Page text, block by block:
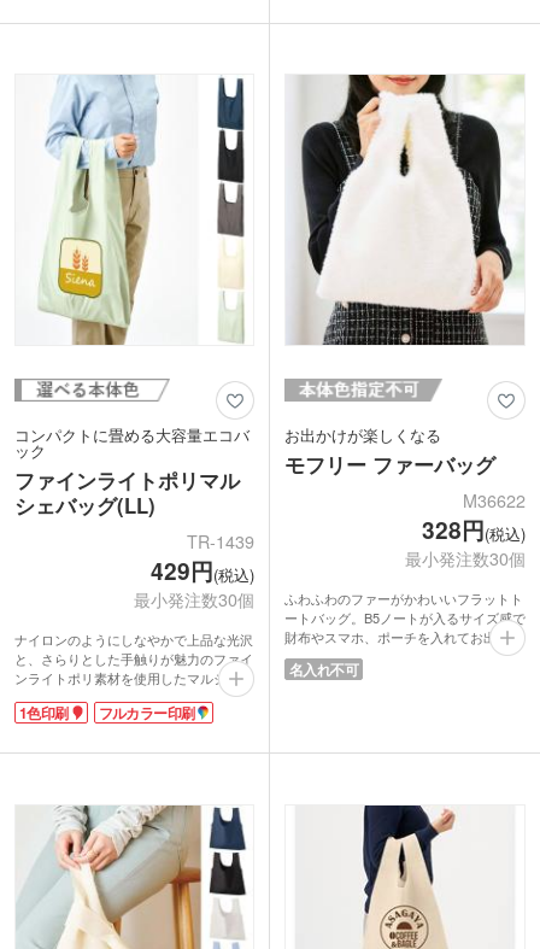
たときのサブバッグとしても活躍しま
心。シンプルで使いやすく毎日のちょっ
としたシーンで頼りになる便利なエコバ
ッグです。
躍するエコバッグです。
ラーです。筒形のクリアケース入りで陳
列展示がしやすくノベルティにぴった
り。
コンパクトに畳める大容量エコバ
ック
ファインライトポリマル
シェバッグ(LL)
TR-1439
429円(税込)
最小発注数30個
ナイロンのようにしなやかで上品な光沢
と、さらりとした手触りが魅力のファイ
ンライトポリ素材を使用したマルシェバ
ッグです。超薄手・超軽量で、ハンドル
のゴムを留めればさらに極小サイズにま
買いにも安心な大容量設計です。
だけでなく、物販グッズ作成にもおすす
めのしっかりとした品質です。
1色印刷 フルカラー印刷
お出かけが楽しくなる
モフリー ファーバッグ
M36622
328円(税込)
最小発注数30個
ふわふわのファーがかわいいフラットト
ートバッグ。B5ノートが入るサイズ感で
財布やスマホ、ポーチを入れてお出かけ
用バッグに最適です。片方の持ち手を反
対側の持ち手にさし込めばワンハンドル
ンスタイルの幅が広がります。
ケージで配布時に注目を集めること間違
名入れ不可